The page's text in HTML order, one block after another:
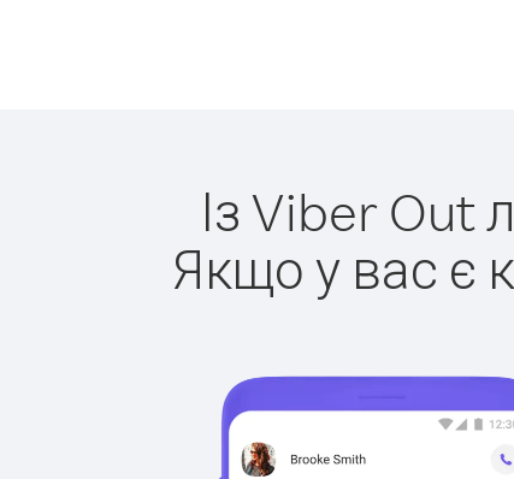
Із Viber Out
Якщо у вас є